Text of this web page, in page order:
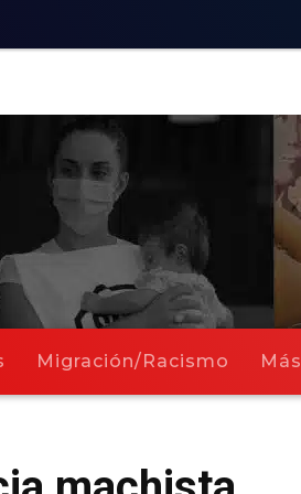
Migración/Racismo Más